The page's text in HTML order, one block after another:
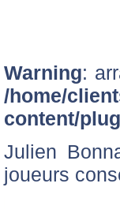
Warning:
/home/
content/
Julien
joueurs